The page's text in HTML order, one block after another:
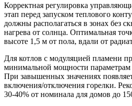
Корректная регулировка
этап перед запуском теплового
должны располагаться в зонах без
нагрева от солнца. Оптимальная
высоте 1,5 м от пола, вдали от
Для котлов с модуляцией пламени
минимальной мощности параметрам
При завышенных значениях
включения/отключения горелки.
30-40% от номинала для домов до